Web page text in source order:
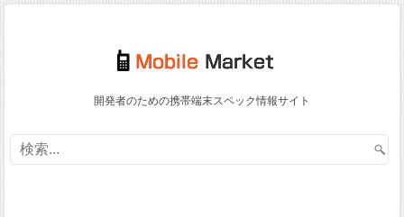
開発者のための携帯端末スペック情報サイト